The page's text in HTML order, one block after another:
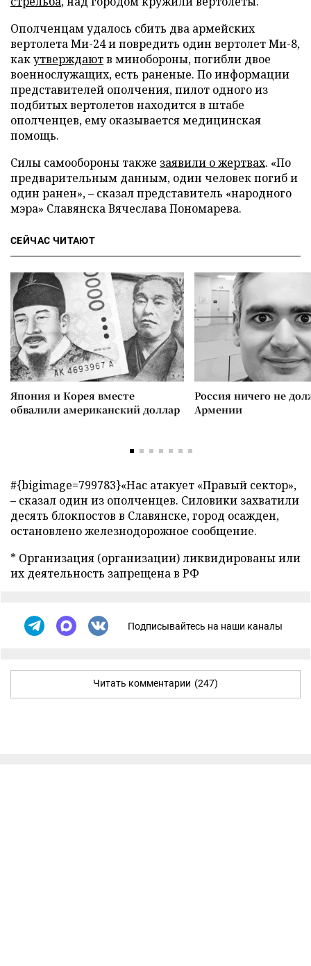
Ополченцам удалось сбить два армейских
вертолета Ми-24 и повредить один вертолет Ми-8,
какутверждаютв минобороны, погибли двое
военнослужащих, есть раненые. По информации
представителей ополчения, пилот одного из
подбитых вертолетов находится в штабе
ополченцев, ему оказывается медицинская
помощь.
Силы самообороны также заявили о жертвах. «По
предварительным данным, один человек погиб и
один ранен»,– сказал представитель «народного
мэра» Славянска Вячеслава Пономарева.
СЕЙЧАС ЧИТАЮТ
Япония и Корея вместе
обвалили американский доллар
Россия ничего не
Армении
#{bigimage=799783}«Нас атакует «Правый сектор»,
– сказал один из ополченцев. Силовики захватили
десять блокпостов в Славянске, город осажден,
остановлено железнодорожное сообщение.
* Организация (организации) ликвидированы или
их деятельность запрещена в РФ
Подписывайтесь на наши каналы
Читать комментарии (247)